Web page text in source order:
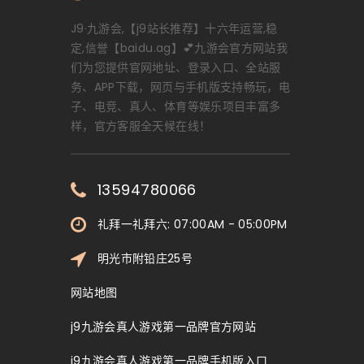
J9·九游会,【j9站长推荐】十六年运营,稳
定,信誉【baidu.ag】💕九游会官方网站我
们为您提供官网地址、登录入口、全站服
务、APP下载，网页与手机版支持畅玩，电
子、电竞、真人、体育等娱乐项目丰富多
样，官方客服全天候在线！
13594780066
礼拜一礼拜六: 07:00AM - 05:00PM
明光市附铅庄25号
网站地图
j9九游会真人游戏第一品牌官方网站